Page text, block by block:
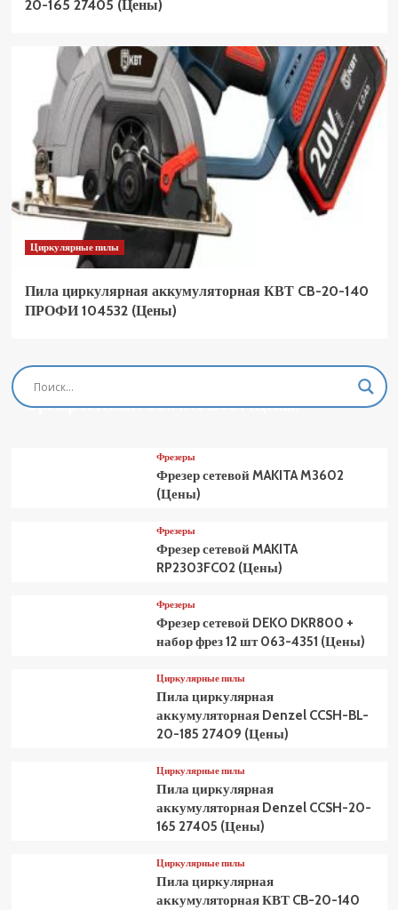
20-165 27405 (Цены)
Циркулярные пилы
Пила циркулярная аккумуляторная КВТ CB-20-140
ПРОФИ 104532 (Цены)
Фрезеры
Фрезер сетевой MAKITA M3601 (Цены)
Фрезеры
Фрезер сетевой MAKITA M3602
(Цены)
Фрезеры
Фрезер сетевой MAKITA
RP2303FC02 (Цены)
Фрезеры
Фрезер сетевой DEKO DKR800 +
набор фрез 12 шт 063-4351 (Цены)
Циркулярные пилы
Пила циркулярная
аккумуляторная Denzel CCSH-BL-
20-185 27409 (Цены)
Циркулярные пилы
Пила циркулярная
аккумуляторная Denzel CCSH-20-
165 27405 (Цены)
Циркулярные пилы
Пила циркулярная
аккумуляторная КВТ CB-20-140